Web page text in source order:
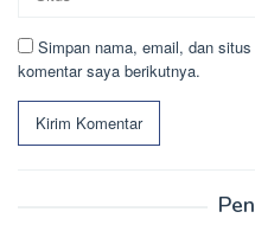
Simpan nama, email, dan
komentar saya berikutnya.